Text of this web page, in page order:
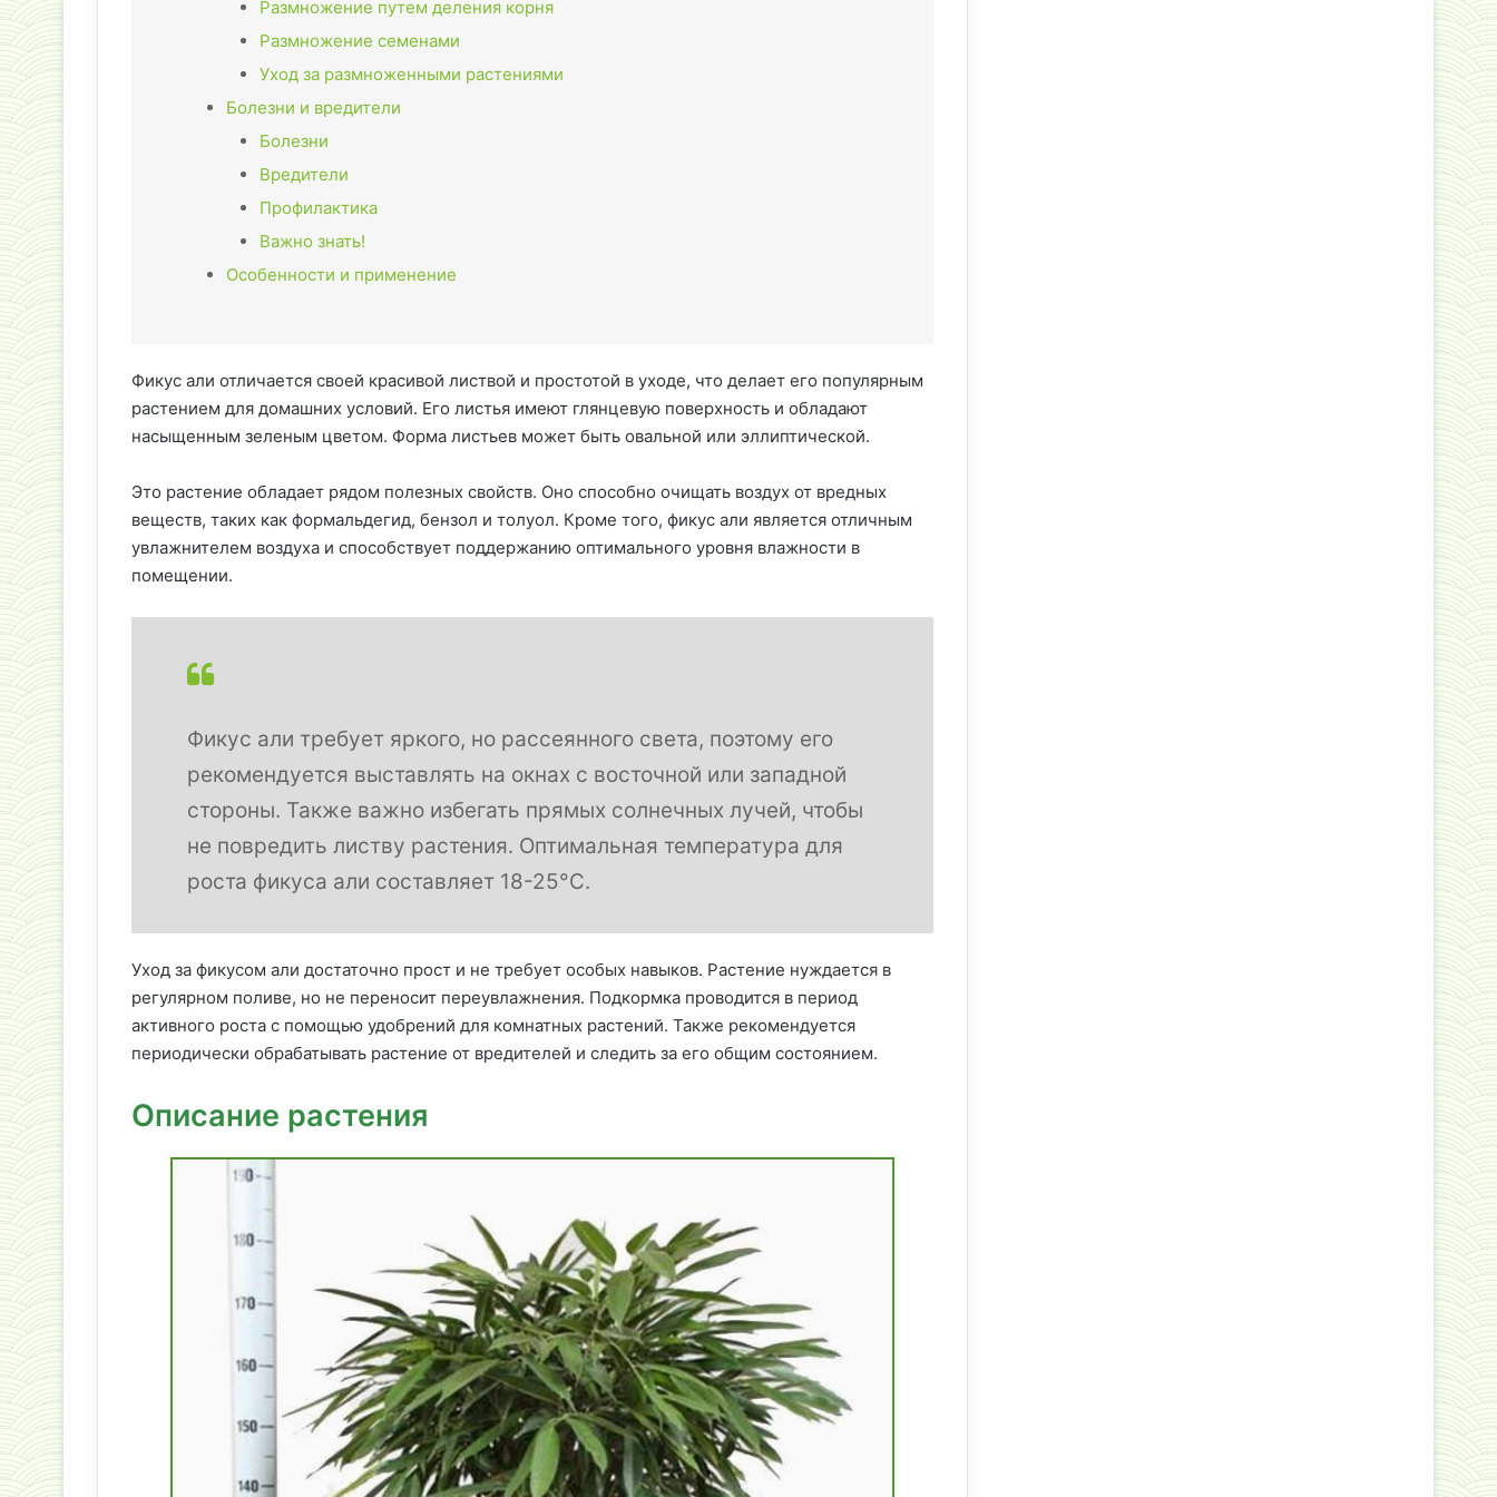
Размножение путем деления корня
Размножение семенами
Уход за размноженными растениями
Болезни и вредители
Болезни
Вредители
Профилактика
Важно знать!
Особенности и применение
Фикус али отличается своей красивой листвой и простотой в уходе, что делает его популярным
растением для домашних условий. Его листья имеют глянцевую поверхность и обладают
насыщенным зеленым цветом. Форма листьев может быть овальной или эллиптической.
Это растение обладает рядом полезных свойств. Оно способно очищать воздух от вредных
веществ, таких как формальдегид, бензол и толуол. Кроме того, фикус али является отличным
увлажнителем воздуха и способствует поддержанию оптимального уровня влажности в
помещении.
Фикус али требует яркого, но рассеянного света, поэтому его
рекомендуется выставлять на окнах с восточной или западной
стороны. Также важно избегать прямых солнечных лучей, чтобы
не повредить листву растения. Оптимальная температура для
роста фикуса али составляет 18-25°C.
Уход за фикусом али достаточно прост и не требует особых навыков. Растение нуждается в
регулярном поливе, но не переносит переувлажнения. Подкормка проводится в период
активного роста с помощью удобрений для комнатных растений. Также рекомендуется
периодически обрабатывать растение от вредителей и следить за его общим состоянием.
Описание растения